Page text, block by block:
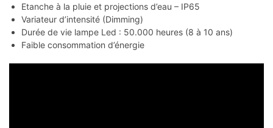
Etanche à la pluie et projections d’eau – IP65
Variateur d’intensité (Dimming)
Durée de vie lampe Led : 50.000 heures (8 à 10 ans)
Faible consommation d’énergie